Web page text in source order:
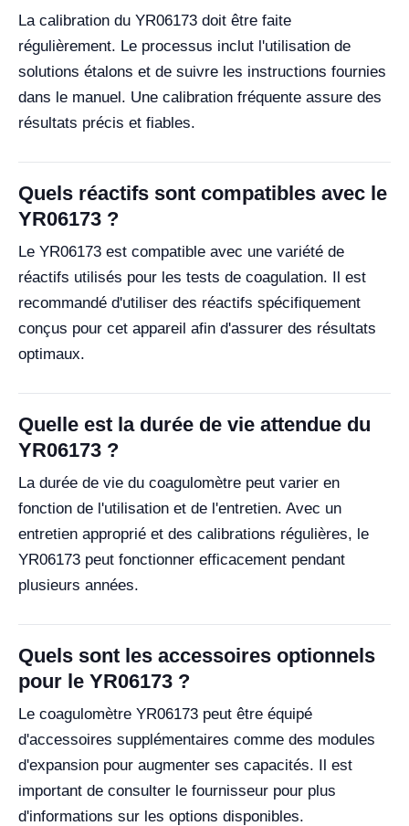
La calibration du YR06173 doit être faite
régulièrement. Le processus inclut l'utilisation de
solutions étalons et de suivre les instructions fournies
dans le manuel. Une calibration fréquente assure des
résultats précis et fiables.
Quels réactifs sont compatibles avec le
YR06173 ?
Le YR06173 est compatible avec une variété de
réactifs utilisés pour les tests de coagulation. Il est
recommandé d'utiliser des réactifs spécifiquement
conçus pour cet appareil afin d'assurer des résultats
optimaux.
Quelle est la durée de vie attendue du
YR06173 ?
La durée de vie du coagulomètre peut varier en
fonction de l'utilisation et de l'entretien. Avec un
entretien approprié et des calibrations régulières, le
YR06173 peut fonctionner efficacement pendant
plusieurs années.
Quels sont les accessoires optionnels
pour le YR06173 ?
Le coagulomètre YR06173 peut être équipé
d'accessoires supplémentaires comme des modules
d'expansion pour augmenter ses capacités. Il est
important de consulter le fournisseur pour plus
d'informations sur les options disponibles.